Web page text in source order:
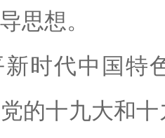
想。
代中国特
的十九大和